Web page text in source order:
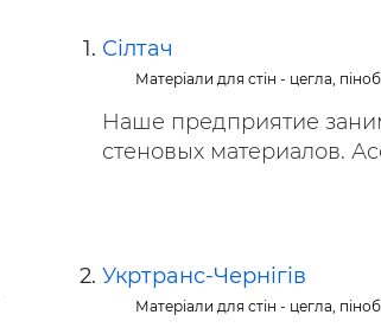
Сілтач
Матеріали для стін - цегла,
Наше предприятие
стеновых материалов.
Укртранс-Чернігів
Матеріали для стін - цегла,